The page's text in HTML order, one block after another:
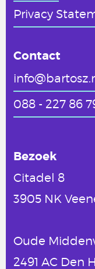
Privacy
Contact
088 - 227 86
Bezoek
Citadel 8
3905 NK
Oude
2491 AC Den